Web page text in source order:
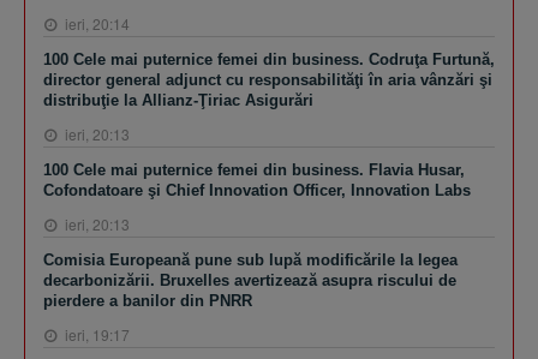
ieri, 20:14
100 Cele mai puternice femei din business. Codruţa Furtună,
director general adjunct cu responsabilităţi în aria vânzări şi
distribuţie la Allianz-Ţiriac Asigurări
ieri, 20:13
100 Cele mai puternice femei din business. Flavia Husar,
Cofondatoare şi Chief Innovation Officer, Innovation Labs
ieri, 20:13
Comisia Europeană pune sub lupă modificările la legea
decarbonizării. Bruxelles avertizează asupra riscului de
pierdere a banilor din PNRR
ieri, 19:17